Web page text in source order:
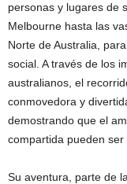
personas y lugares de
Melbourne hasta las
Norte de Australia,
social. A través de los
australianos, el
conmovedora y
demostrando que el
compartida pueden ser
Su aventura, parte de